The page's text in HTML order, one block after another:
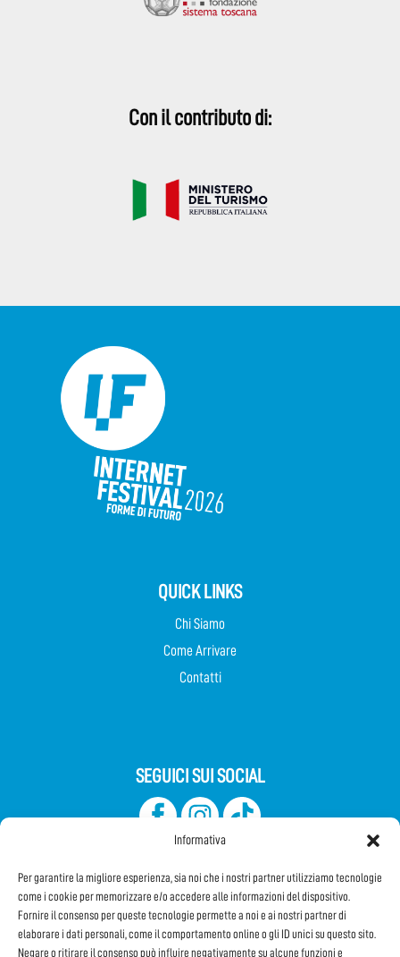
Informativa
Per garantire la migliore esperienza, sia noi che i nostri partner utilizziamo tecnologie
come i cookie per memorizzare e/o accedere alle informazioni del dispositivo.
Fornire il consenso per queste tecnologie permette a noi e ai nostri partner di
elaborare i dati personali, come il comportamento online o gli ID unici su questo sito.
Negare o ritirare il consenso può influire negativamente su alcune funzioni e
Con il contributo di:
QUICK LINKS
Chi Siamo
Come Arrivare
Contatti
SEGUICI SUI SOCIAL
Iscriviti alla Newsletter